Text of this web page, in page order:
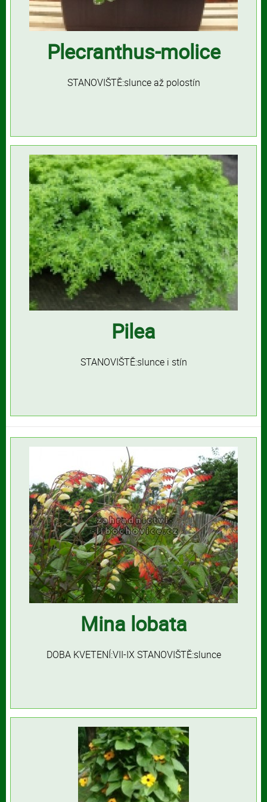
Plecranthus-molice
STANOVIŠTĚ:slunce až polostín
Pilea
STANOVIŠTĚ:slunce i stín
Mina lobata
DOBA KVETENÍ:VII-IX STANOVIŠTĚ:slunce